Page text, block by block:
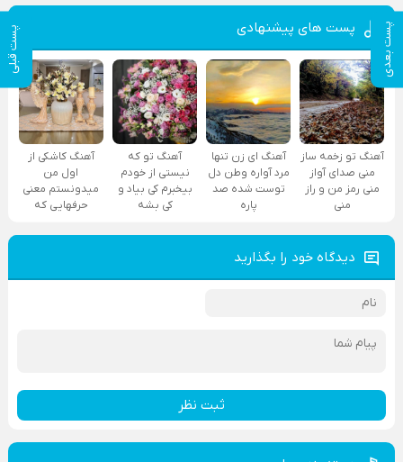
پست بعدی پست قبلی پست های پیشنهادی
آهنگ تو زخمه ساز
منی صدای آواز
منی رمز من و راز
منی
آهنگ ای زن تنها
مرد آواره وطن دل
توست شده صد
پاره
آهنگ تو که
نیستی از خودم
بیخبرم کی بیاد و
کی بشه
آهنگ کاشکی از
اول من
میدونستم معنی
حرفهایی که
دیدگاه خود را بگذارید
ثبت نظر